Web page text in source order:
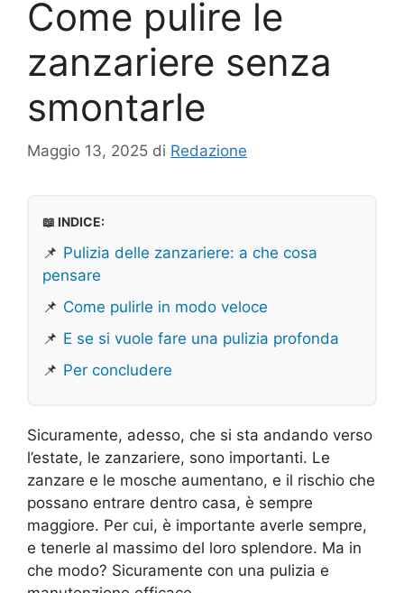
Come pulire le
zanzariere senza
smontarle
Maggio 13, 2025 di Redazione
📖 INDICE:
📌 Pulizia delle zanzariere: a che cosa
pensare
📌 Come pulirle in modo veloce
📌 E se si vuole fare una pulizia profonda
📌 Per concludere
Sicuramente, adesso, che si sta andando verso
l’estate, le zanzariere, sono importanti. Le
zanzare e le mosche aumentano, e il rischio che
possano entrare dentro casa, è sempre
maggiore. Per cui, è importante averle sempre,
e tenerle al massimo del loro splendore. Ma in
che modo? Sicuramente con una pulizia e